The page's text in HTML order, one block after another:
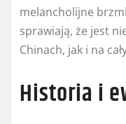
melancholijne
sprawiają, że jest
Chinach, jak i na
Historia i